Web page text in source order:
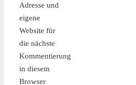
Adresse und
eigene
Website für
die nächste
Kommentierung
in diesem
Browser